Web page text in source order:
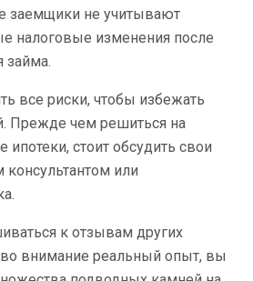
заемщики не учитывают
налоговые изменения после
займа.
все риски, чтобы избежать
Прежде чем решиться на
ипотеки, стоит обсудить свои
или
к отзывам других
внимание реальный опыт, вы